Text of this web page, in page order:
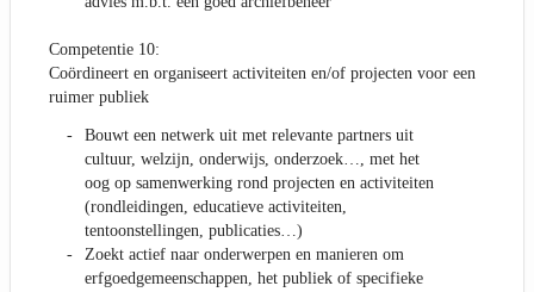
Competentie 10:
Coördineert en organiseert activiteiten en/of projecten voor een
ruimer publiek
Bouwt een netwerk uit met relevante partners uit
cultuur, welzijn, onderwijs, onderzoek…, met het
oog op samenwerking rond projecten en activiteiten
(rondleidingen, educatieve activiteiten,
tentoonstellingen, publicaties…)
Zoekt actief naar onderwerpen en manieren om
erfgoedgemeenschappen, het publiek of specifieke